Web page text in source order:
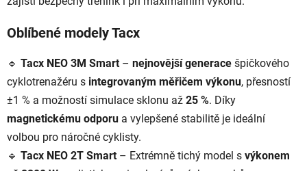
Oblíbené modely Tacx
🔹 Tacx NEO 3M Smart – nejnovější generace špičkového
cyklotrenažéru s integrovaným měřičem výkonu, přesností
±1 % a možností simulace sklonu až 25 %. Díky
magnetickému odporu a vylepšené stabilitě je ideální
volbou pro náročné cyklisty.
🔹 Tacx NEO 2T Smart – Extrémně tichý model s výkonem